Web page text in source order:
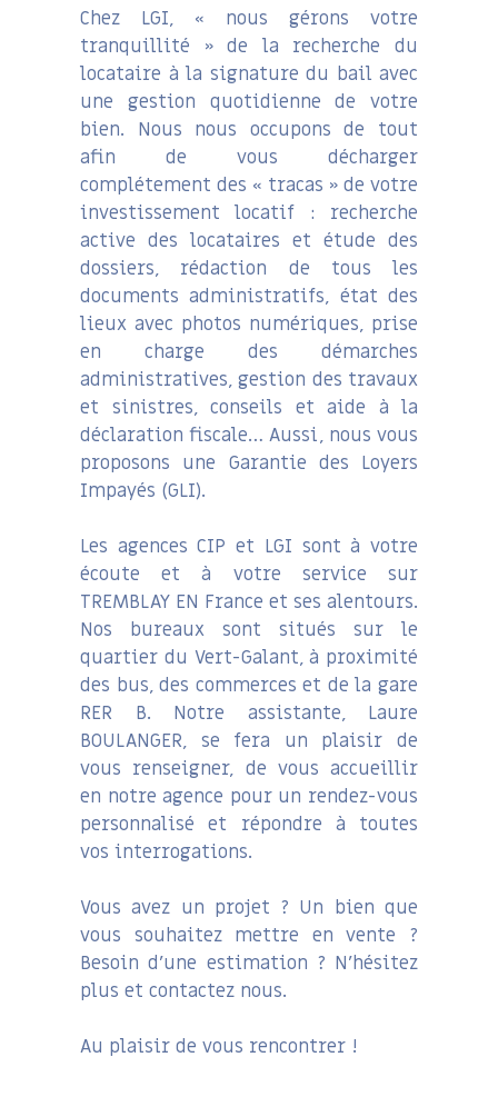
Chez LGI, « nous gérons votre
tranquillité » de la recherche du
locataire à la signature du bail avec
une gestion quotidienne de votre
bien. Nous nous occupons de tout
afin de vous décharger
complétement des « tracas » de votre
investissement locatif : recherche
active des locataires et étude des
dossiers, rédaction de tous les
documents administratifs, état des
lieux avec photos numériques, prise
en charge des démarches
administratives, gestion des travaux
et sinistres, conseils et aide à la
déclaration fiscale… Aussi, nous vous
proposons une Garantie des Loyers
Impayés (GLI).
Les agences CIP et LGI sont à votre
écoute et à votre service sur
TREMBLAY EN France et ses alentours.
Nos bureaux sont situés sur le
quartier du Vert-Galant, à proximité
des bus, des commerces et de la gare
RER B. Notre assistante, Laure
BOULANGER, se fera un plaisir de
vous renseigner, de vous accueillir
en notre agence pour un rendez-vous
personnalisé et répondre à toutes
vos interrogations.
Vous avez un projet ? Un bien que
vous souhaitez mettre en vente ?
Besoin d’une estimation ? N’hésitez
plus et contactez nous.
Au plaisir de vous rencontrer !